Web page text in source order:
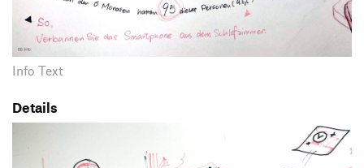
Info Text
Details